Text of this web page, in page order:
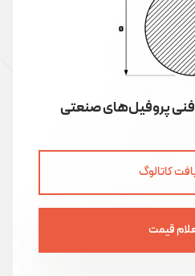
پروفیل‌های صنعتی
کاتالوگ
قیمت